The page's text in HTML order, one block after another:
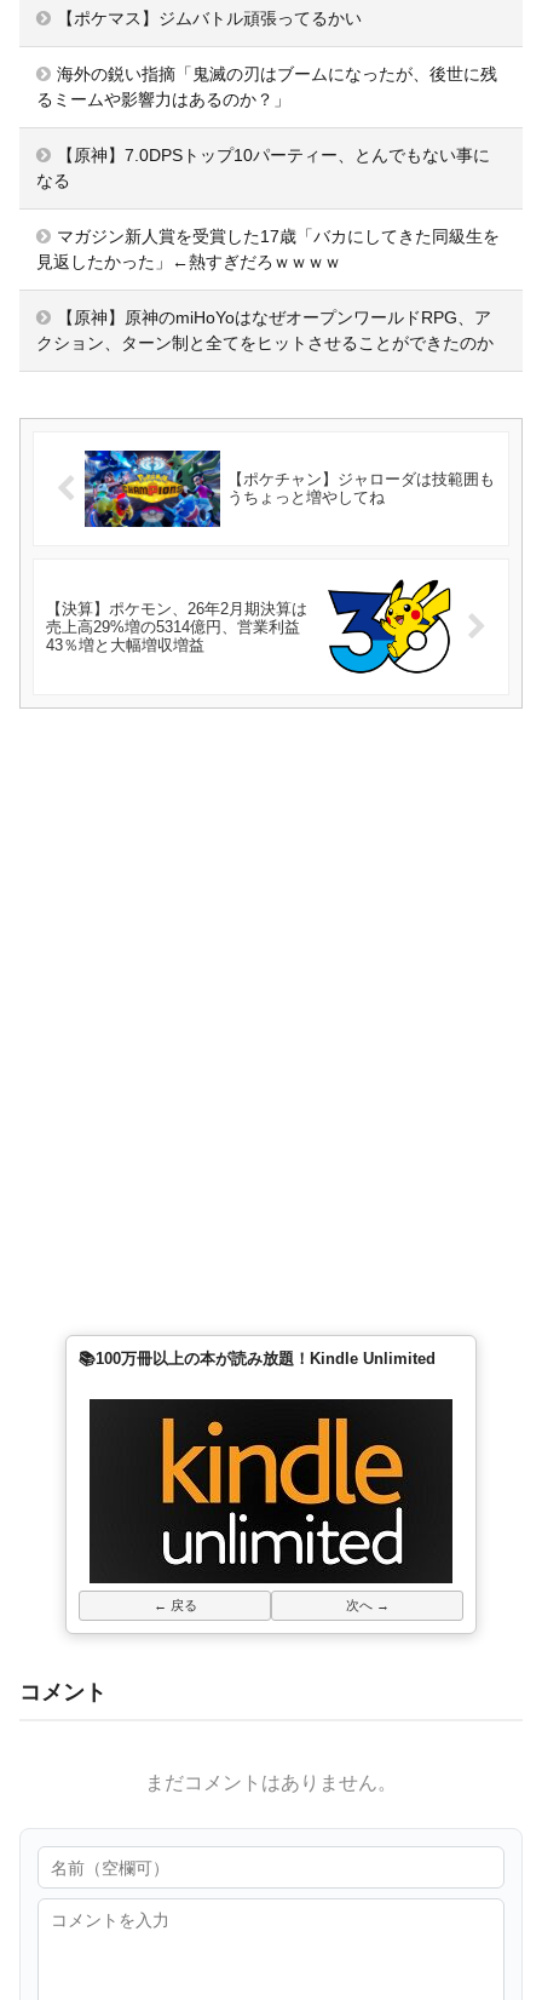
【ポケマス】ジムバトル頑張ってるかい
海外の鋭い指摘「鬼滅の刃はブームになったが、後世に残
るミームや影響力はあるのか？」
【原神】7.0DPSトップ10パーティー、とんでもない事に
なる
マガジン新人賞を受賞した17歳「バカにしてきた同級生を
見返したかった」←熱すぎだろｗｗｗｗ
【原神】原神のmiHoYoはなぜオープンワールドRPG、ア
クション、ターン制と全てをヒットさせることができたのか
【ポケチャン】ジャローダは技範囲も
うちょっと増やしてね
【決算】ポケモン、26年2月期決算は
売上高29%増の5314億円、営業利益
43％増と大幅増収増益
📚100万冊以上の本が読み放題！Kindle Unlimited
← 戻る 次へ →
コメント
まだコメントはありません。